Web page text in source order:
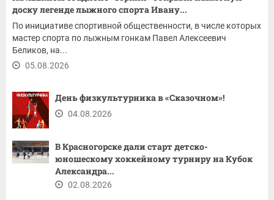
доску легенде лыжного спорта Ивану...
По инициативе спортивной общественности, в числе которых
мастер спорта по лыжным гонкам Павел Алексеевич
Беликов, на...
05.08.2026
День физкультурника в «Сказочном»!
04.08.2026
В Красногорске дали старт детско-
юношескому хоккейному турниру на Кубок
Александра...
02.08.2026